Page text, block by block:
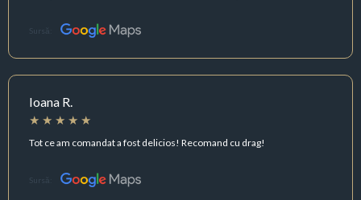
Sursă:
Ioana R.
Tot ce am comandat a fost delicios! Recomand cu drag!
Sursă: